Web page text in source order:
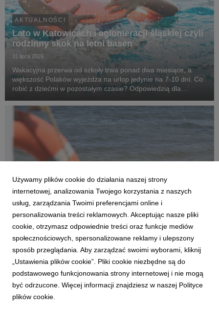
AKTUALNOŚCI
Lato w Katowicach i aglomeracji śląskiej czyli
rodzinny skok na letni basen
31 lipca 2026
Wakacyjna przerwa od szkoły trwa ponad dwa miesiące, a
większość Polaków wyjeżdża na urlop jedynie na 7-10 dni. Co
robić z dziećmi w pozostałym czasie? Odpowiedzią dla
basenach i kąpieliskach - od Katowic, przez obiekty...
AKTUALNOŚCI
Co trzeci dorosły Polak nie wie, jak pomóc
dziecku w sytuacji zagrożenia. Eksperci
ostrzegają po tragicznej serii utonięć
15 lipca 2026
Od początku czerwca w polskich wodach utonęło już 79 osób,
z czego aż 19 w ostatnią niedzielę czerwca, wynika z danych
Komendy Głównej Policji. Wakacje, które się rozkręcają, to
Używamy plików cookie do działania naszej strony
internetowej, analizowania Twojego korzystania z naszych
usług, zarządzania Twoimi preferencjami online i
personalizowania treści reklamowych. Akceptując nasze pliki
cookie, otrzymasz odpowiednie treści oraz funkcje mediów
społecznościowych, spersonalizowane reklamy i ulepszony
sposób przeglądania. Aby zarządzać swoimi wyborami, kliknij
„Ustawienia plików cookie”. Pliki cookie niezbędne są do
podstawowego funkcjonowania strony internetowej i nie mogą
być odrzucone. Więcej informacji znajdziesz w naszej Polityce
plików cookie.